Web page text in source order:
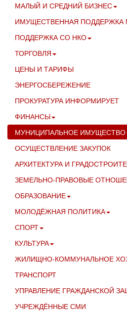
МАЛЫЙ И СРЕДНИЙ БИЗНЕС
ИМУЩЕСТВЕННАЯ ПОДДЕРЖКА
ПОДДЕРЖКА СО НКО
ТОРГОВЛЯ
ЦЕНЫ И ТАРИФЫ
ЭНЕРГОСБЕРЕЖЕНИЕ
ПРОКУРАТУРА ИНФОРМИРУЕТ
ФИНАНСЫ
МУНИЦИПАЛЬНОЕ ИМУЩЕСТВО
ОСУЩЕСТВЛЕНИЕ ЗАКУПОК
АРХИТЕКТУРА И
ЗЕМЕЛЬНО-ПРАВОВЫЕ
ОБРАЗОВАНИЕ
МОЛОДЁЖНАЯ ПОЛИТИКА
СПОРТ
КУЛЬТУРА
ЖИЛИЩНО-КОММУНАЛЬНОЕ
ТРАНСПОРТ
УПРАВЛЕНИЕ ГРАЖДАНСКОЙ
УЧРЕЖДЁННЫЕ СМИ